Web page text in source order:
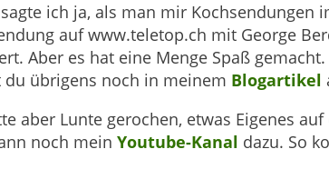
ich ja, als man mir Kochsendungen
auf www.teletop.ch mit George
Aber es hat eine Menge Spaß
du übrigens noch in meinem Blogartikel
aber Lunte gerochen, etwas Eigenes
noch meinYoutube-Kanal dazu. So